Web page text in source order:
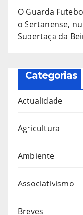
O Guarda
o Sertanense,
Supertaça da
Categorias
Actualidade
Agricultura
Ambiente
Associativismo
Breves